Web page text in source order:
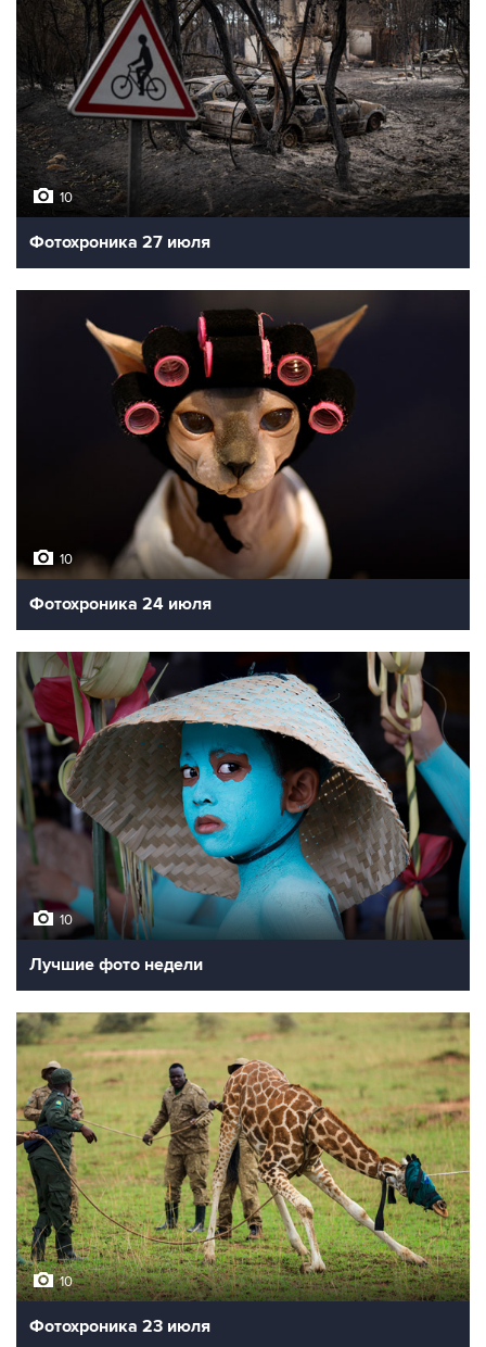
10
Фотохроника 27 июля
10
Фотохроника 24 июля
10
Лучшие фото недели
10
Фотохроника 23 июля